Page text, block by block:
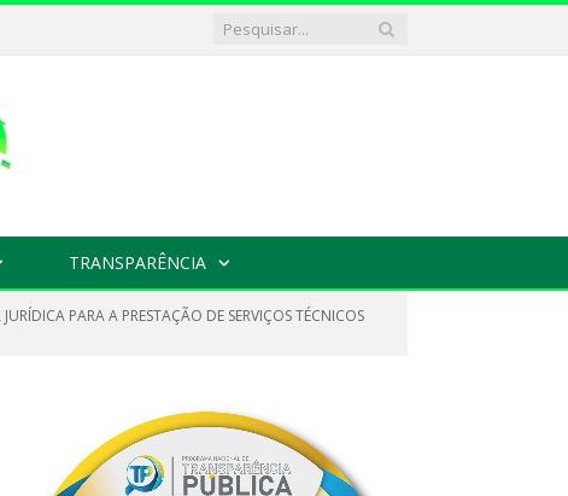
TRANSPARÊNCIA
PARA A PRESTAÇÃO DE SERVIÇOS TÉCNICOS